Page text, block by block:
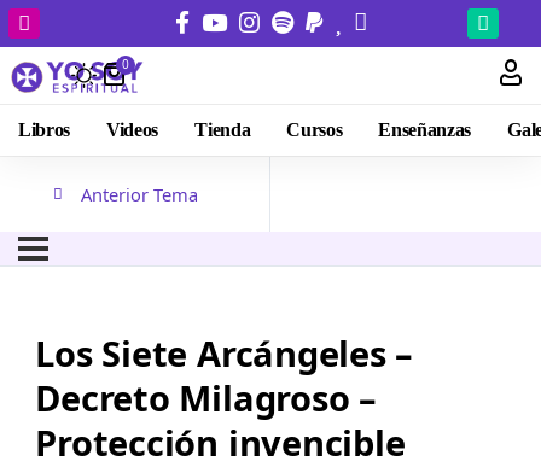
0
Libros Videos Tienda Cursos Enseñanzas
Anterior Tema
Los Siete Arcángeles –
Decreto Milagroso –
Protección invencible